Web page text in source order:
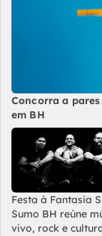
Concorra a
em BH
Festa à Fantasia
Sumo BH reúne
vivo, rock e